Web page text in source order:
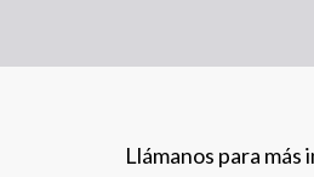
Llámanos para más